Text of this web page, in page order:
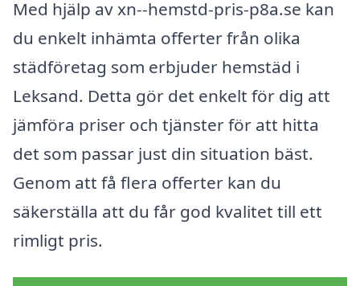
Med hjälp av xn--hemstd-pris-p8a.se kan
du enkelt inhämta offerter från olika
städföretag som erbjuder hemstäd i
Leksand. Detta gör det enkelt för dig att
jämföra priser och tjänster för att hitta
det som passar just din situation bäst.
Genom att få flera offerter kan du
säkerställa att du får god kvalitet till ett
rimligt pris.